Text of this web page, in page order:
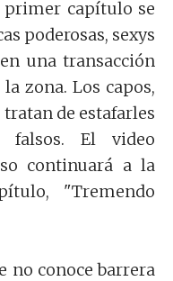
primer capítulo se
poderosas, sexys
una transacción
zona. Los capos,
de estafarles
falsos. El video
continuará a la
"Tremendo
no conoce barrera